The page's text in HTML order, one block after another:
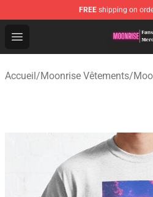
FREE shipping on
Open menu
Moonrise Store - Official
Accueil/Moonrise Vêtements/